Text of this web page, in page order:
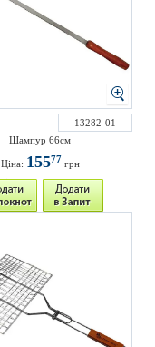
13282-01
Шампур 66см
Ціна: 15577 грн